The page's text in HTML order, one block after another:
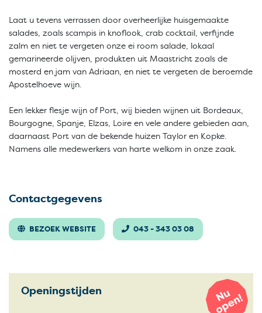
Laat u tevens verrassen door overheerlijke huisgemaakte
salades, zoals scampis in knoflook, crab cocktail, verfijnde
zalm en niet te vergeten onze ei room salade, lokaal
gemarineerde olijven, produkten uit Maastricht zoals de
mosterd en jam van Adriaan, en niet te vergeten de beroemde
Apostelhoeve wijn.
Een lekker flesje wijn of Port, wij bieden wijnen uit Bordeaux,
Bourgogne, Spanje, Elzas, Loire en vele andere gebieden aan,
daarnaast Port van de bekende huizen Taylor en Kopke.
Namens alle medewerkers van harte welkom in onze zaak.
Contactgegevens
BEZOEK WEBSITE 043 - 343 03 08
Openingstijden